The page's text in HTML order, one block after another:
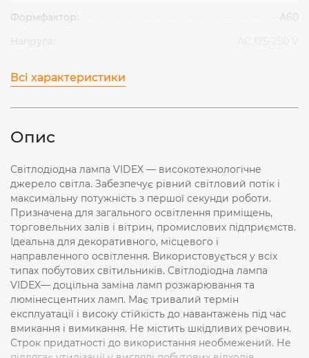
Формфактор:
А60
Всі характеристики
Опис
Світлодіодна лампа VIDEX — високотехнологічне
джерело світла. Забезпечує рівний світловий потік і
максимальну потужність з першої секунди роботи.
Призначена для загального освітлення приміщень,
торговельних залів і вітрин, промислових підприємств.
Ідеальна для декоративного, місцевого і
направленного освітлення. Використовується у всіх
типах побутових світильників. Світлодіодна лампа
VIDEX— доцільна заміна ламп розжарювання та
люмінесцентних ламп. Має тривалий термін
експлуатації і високу стійкість до навантажень під час
вмикання і вимикання. Не містить шкідливих речовин.
Строк придатності до використання необмежений. Не